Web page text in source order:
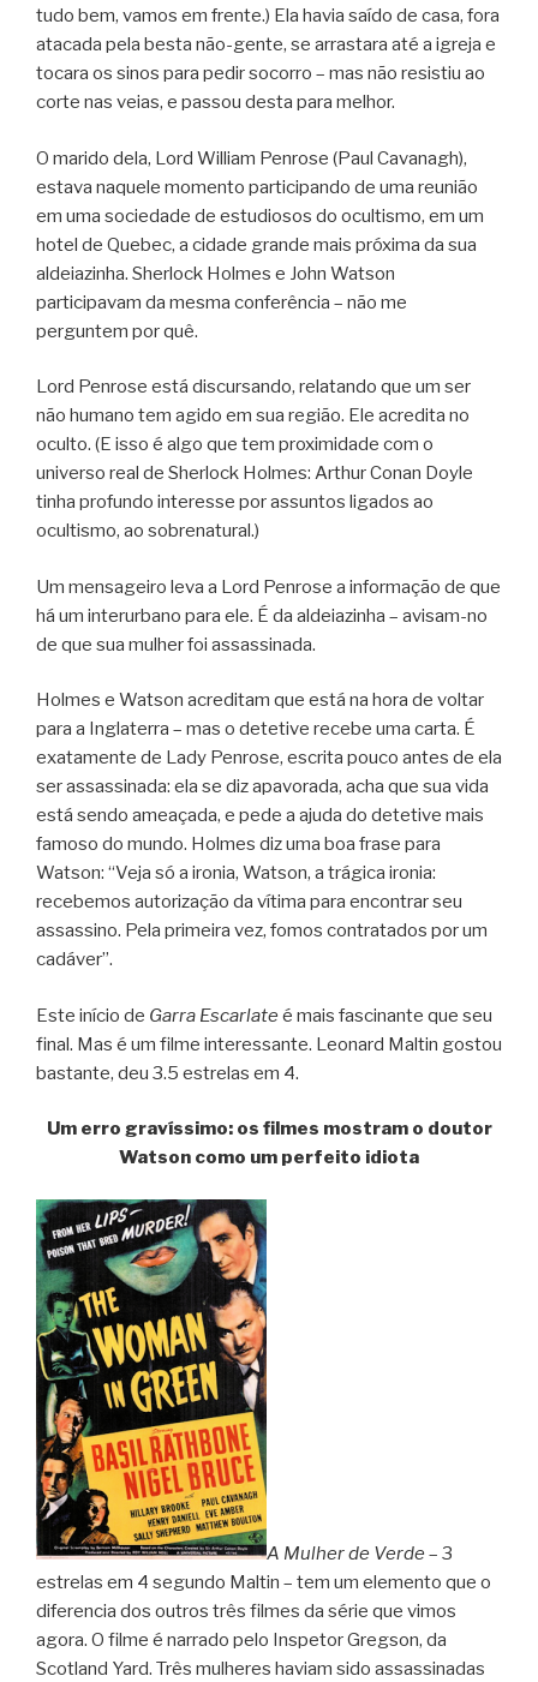
tudo bem, vamos em frente.) Ela havia saído de casa, fora
atacada pela besta não-gente, se arrastara até a igreja e
tocara os sinos para pedir socorro – mas não resistiu ao
corte nas veias, e passou desta para melhor.
O marido dela, Lord William Penrose (Paul Cavanagh),
estava naquele momento participando de uma reunião
em uma sociedade de estudiosos do ocultismo, em um
hotel de Quebec, a cidade grande mais próxima da sua
aldeiazinha. Sherlock Holmes e John Watson
participavam da mesma conferência – não me
perguntem por quê.
Lord Penrose está discursando, relatando que um ser
não humano tem agido em sua região. Ele acredita no
oculto. (E isso é algo que tem proximidade com o
universo real de Sherlock Holmes: Arthur Conan Doyle
tinha profundo interesse por assuntos ligados ao
ocultismo, ao sobrenatural.)
Um mensageiro leva a Lord Penrose a informação de que
há um interurbano para ele. É da aldeiazinha – avisam-no
de que sua mulher foi assassinada.
Holmes e Watson acreditam que está na hora de voltar
para a Inglaterra – mas o detetive recebe uma carta. É
exatamente de Lady Penrose, escrita pouco antes de ela
ser assassinada: ela se diz apavorada, acha que sua vida
está sendo ameaçada, e pede a ajuda do detetive mais
famoso do mundo. Holmes diz uma boa frase para
Watson: “Veja só a ironia, Watson, a trágica ironia:
recebemos autorização da vítima para encontrar seu
assassino. Pela primeira vez, fomos contratados por um
cadáver”.
Este início de Garra Escarlate é mais fascinante que seu
final. Mas é um filme interessante. Leonard Maltin gostou
bastante, deu 3.5 estrelas em 4.
Um erro gravíssimo: os filmes mostram o doutor
Watson como um perfeito idiota
A Mulher de Verde – 3
estrelas em 4 segundo Maltin – tem um elemento que o
diferencia dos outros três filmes da série que vimos
agora. O filme é narrado pelo Inspetor Gregson, da
Scotland Yard. Três mulheres haviam sido assassinadas